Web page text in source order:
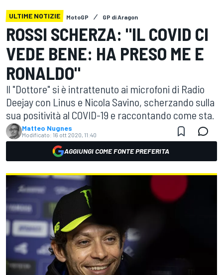
ULTIME NOTIZIE MotoGP GP di Aragon
ROSSI SCHERZA: "IL COVID CI
VEDE BENE: HA PRESO ME E
RONALDO"
Il "Dottore" si è intrattenuto ai microfoni di Radio
Deejay con Linus e Nicola Savino, scherzando sulla
sua positività al COVID-19 e raccontando come sta.
Matteo Nugnes
Modificato: 16 ott 2020, 11:40
AGGIUNGI COME FONTE PREFERITA